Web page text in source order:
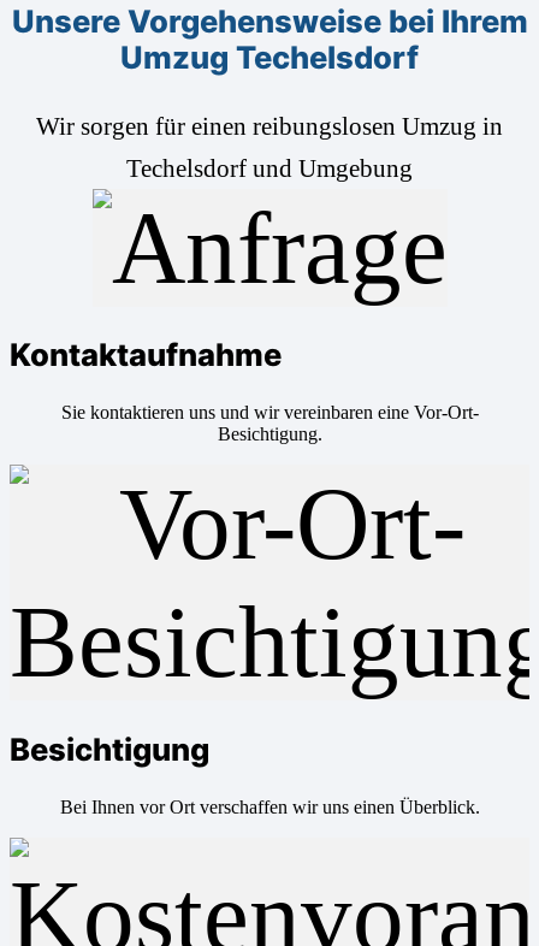
Unsere Vorgehensweise bei Ihrem
Umzug Techelsdorf
Wir sorgen für einen reibungslosen Umzug in
Techelsdorf und Umgebung
Kontaktaufnahme
Sie kontaktieren uns und wir vereinbaren eine Vor-Ort-
Besichtigung.
Besichtigung
Bei Ihnen vor Ort verschaffen wir uns einen Überblick.